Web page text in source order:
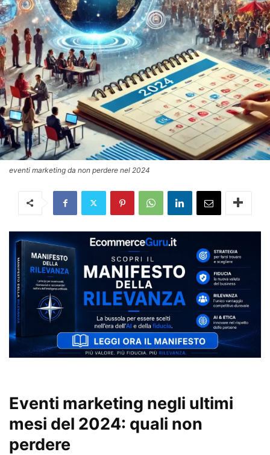
eventi marketing da non perdere nel 2024
Eventi marketing negli ultimi
mesi del 2024: quali non
perdere